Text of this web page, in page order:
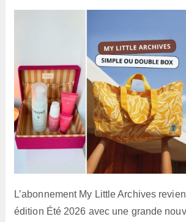
L’abonnement My Little Archives
édition Été 2026 avec une grande